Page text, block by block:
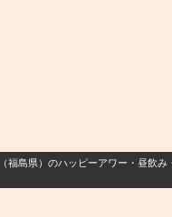
福島県）のハッピーアワー・昼飲み